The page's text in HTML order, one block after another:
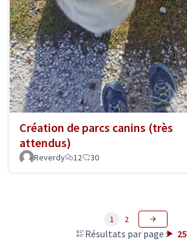
Création de parcs canins (très
attendus)
Reverdy 12 30
Résultats par page : 25
1 2